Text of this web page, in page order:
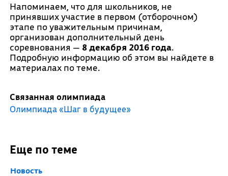
Напоминаем, что для школьников, не
принявших участие в первом (отборочном)
этапе по уважительным причинам,
организован дополнительный день
соревнования — 8 декабря 2016 года.
Подробную информацию об этом вы найдете в
материалах по теме.
Связанная олимпиада
Олимпиада «Шаг в будущее»
Еще по теме
Новость